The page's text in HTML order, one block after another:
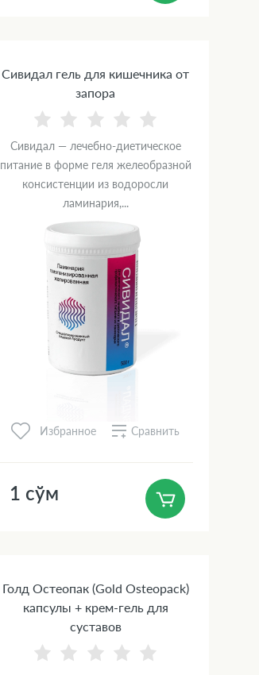
Сивидал гель для кишечника от
запора
Сивидал — лечебно-диетическое
питание в форме геля желеобразной
консистенции из водоросли
ламинария,...
Избранное Сравнить
1 сўм
Голд Остеопак (Gold Osteopack)
капсулы + крем-гель для
суставов